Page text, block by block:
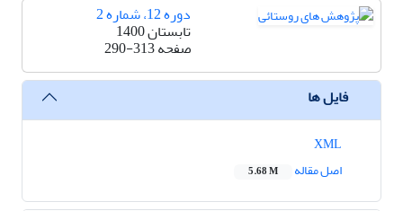
دوره 12، شماره 2
تابستان 1400
صفحه290-313
فایل ها
اصل مقاله
5.68 M